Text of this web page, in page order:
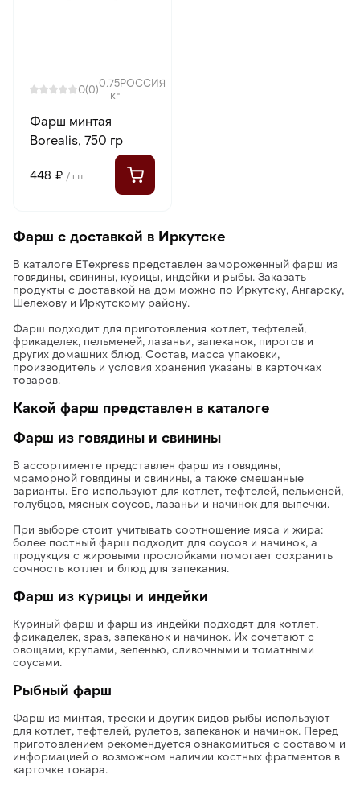
0(0)0.75
кг
РОССИЯ
Фарш минтая
Borealis, 750 гр
448 ₽ / шт
Фарш с доставкой в Иркутске
В каталоге ETexpress представлен замороженный фарш из
говядины, свинины, курицы, индейки и рыбы. Заказать
продукты с доставкой на дом можно по Иркутску, Ангарску,
Шелехову и Иркутскому району.
Фарш подходит для приготовления котлет, тефтелей,
фрикаделек, пельменей, лазаньи, запеканок, пирогов и
других домашних блюд. Состав, масса упаковки,
производитель и условия хранения указаны в карточках
товаров.
Какой фарш представлен в каталоге
Фарш из говядины и свинины
В ассортименте представлен фарш из говядины,
мраморной говядины и свинины, а также смешанные
варианты. Его используют для котлет, тефтелей, пельменей,
голубцов, мясных соусов, лазаньи и начинок для выпечки.
При выборе стоит учитывать соотношение мяса и жира:
более постный фарш подходит для соусов и начинок, а
продукция с жировыми прослойками помогает сохранить
сочность котлет и блюд для запекания.
Фарш из курицы и индейки
Куриный фарш и фарш из индейки подходят для котлет,
фрикаделек, зраз, запеканок и начинок. Их сочетают с
овощами, крупами, зеленью, сливочными и томатными
соусами.
Рыбный фарш
Фарш из минтая, трески и других видов рыбы используют
для котлет, тефтелей, рулетов, запеканок и начинок. Перед
приготовлением рекомендуется ознакомиться с составом и
информацией о возможном наличии костных фрагментов в
карточке товара.